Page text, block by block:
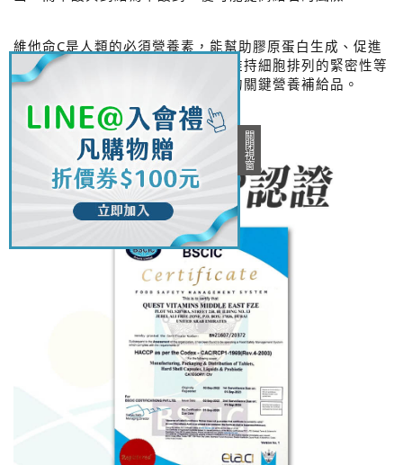
維他命C是人類的必須營養素，能幫助膠原蛋白生成、促進
傷口復原，具抗氧化作用，有助於維持細胞排列的緊密性等
功能，是養顏美容、維持健康氣色的關鍵營養補給品。